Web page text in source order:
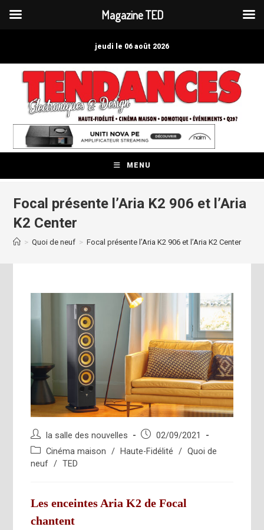
jeudi le 06 août 2026
MENU
Focal présente l’Aria K2 906 et l’Aria
K2 Center
> Quoi de neuf > Focal présente l’Aria K2 906 et l’Aria K2 Center
Auteur/autrice
de
la salle des nouvelles
Publication
publiée :
02/09/2021
Post
category:
Cinéma maison / Haute-Fidélité / Quoi de
neuf / TED
Les enceintes Aria K2 de Focal
chantent
Magazine TED